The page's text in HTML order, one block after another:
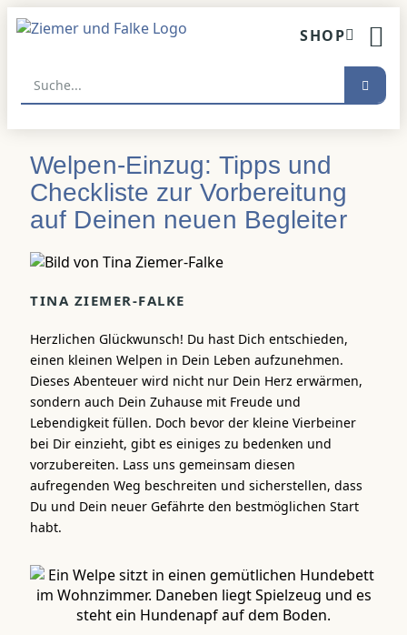
Inhalt
springen
SHOP
Welpen-Einzug: Tipps und
Checkliste zur Vorbereitung
auf Deinen neuen Begleiter
TINA ZIEMER-FALKE
Herzlichen Glückwunsch! Du hast Dich entschieden,
einen kleinen Welpen in Dein Leben aufzunehmen.
Dieses Abenteuer wird nicht nur Dein Herz erwärmen,
sondern auch Dein Zuhause mit Freude und
Lebendigkeit füllen. Doch bevor der kleine Vierbeiner
bei Dir einzieht, gibt es einiges zu bedenken und
vorzubereiten. Lass uns gemeinsam diesen
aufregenden Weg beschreiten und sicherstellen, dass
Du und Dein neuer Gefährte den bestmöglichen Start
habt.